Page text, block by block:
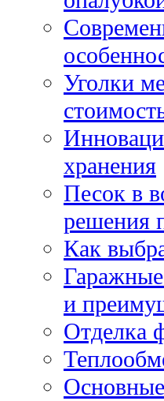
Уголки
хранения
Песок в
решения
Как
и
Отделка